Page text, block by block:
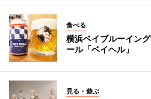
食べる
横浜ベイブルーイン
ール「ベイヘル」
見る・遊ぶ